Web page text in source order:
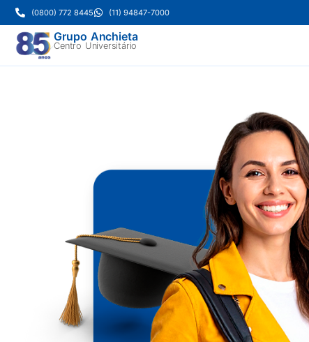
(0800) 772 8445 (11) 94847-7000
Grupo Anchieta
Centro Universitário